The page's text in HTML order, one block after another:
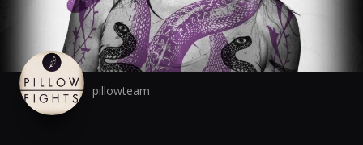
pillowteam